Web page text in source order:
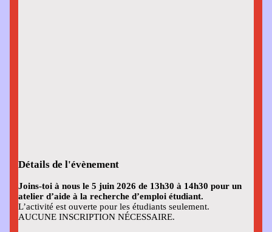
Détails de l'évènement
Joins-toi à nous le 5 juin 2026 de 13h30 à 14h30 pour un
atelier d’aide à la recherche d’emploi étudiant.
L’activité est ouverte pour les étudiants seulement.
AUCUNE INSCRIPTION NÉCESSAIRE.